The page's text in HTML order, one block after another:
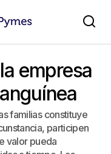
empresa
familias constituye
participen
valor pueda